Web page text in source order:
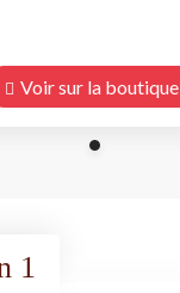
Voir sur la boutique
1